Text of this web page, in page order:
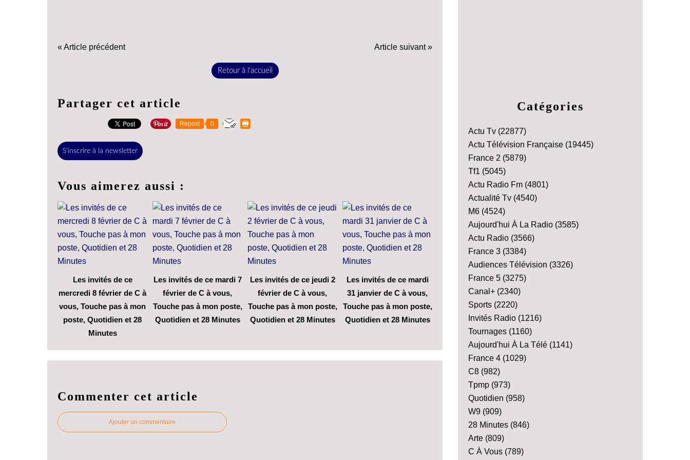
« Article précédent Article suivant »
Retour à l'accueil
Partager cet article
Repost 0
S'inscrire à la newsletter
Vous aimerez aussi :
Les invités de ce
mercredi 8 février de C à
vous, Touche pas à mon
poste, Quotidien et 28
Minutes
Les invités de ce mardi 7
février de C à vous,
Touche pas à mon poste,
Quotidien et 28 Minutes
Les invités de ce jeudi 2
février de C à vous,
Touche pas à mon poste,
Quotidien et 28 Minutes
Les invités de ce mardi
31 janvier de C à vous,
Touche pas à mon poste,
Quotidien et 28 Minutes
Commenter cet article
Ajouter un commentaire
Catégories
Actu Tv (22877)
Actu Télévision Française (19445)
France 2 (5879)
Tf1 (5045)
Actu Radio Fm (4801)
Actualité Tv (4540)
M6 (4524)
Aujourd'hui À La Radio (3585)
Actu Radio (3566)
France 3 (3384)
Audiences Télévision (3326)
France 5 (3275)
Canal+ (2340)
Sports (2220)
Invités Radio (1216)
Tournages (1160)
Aujourd'hui À La Télé (1141)
France 4 (1029)
C8 (982)
Tpmp (973)
Quotidien (958)
W9 (909)
28 Minutes (846)
Arte (809)
C À Vous (789)